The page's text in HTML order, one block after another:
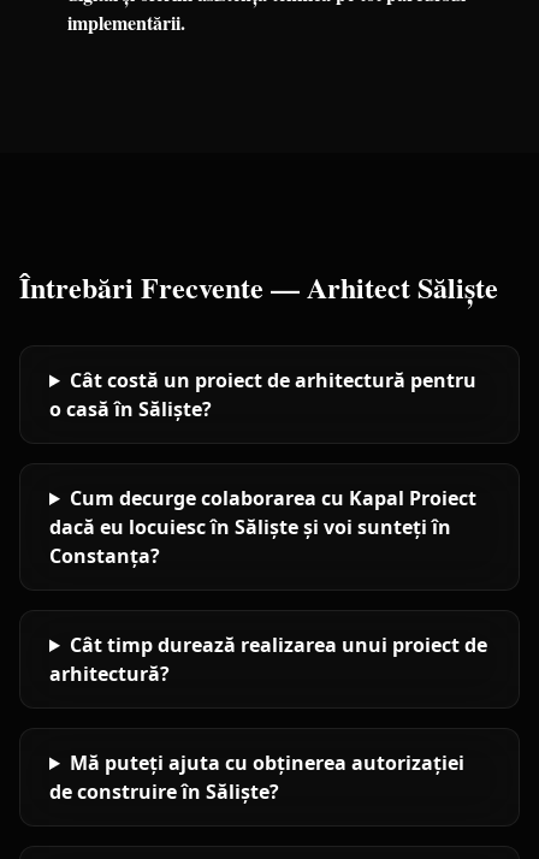
implementării.
Întrebări Frecvente —ArhitectSăliște
Cât costă un proiect de arhitectură pentru
o casă în Săliște?
Cum decurge colaborarea cu Kapal Proiect
dacă eu locuiesc în Săliște și voi sunteți în
Constanța?
Cât timp durează realizarea unui proiect de
arhitectură?
Mă puteți ajuta cu obținerea autorizației
de construire în Săliște?